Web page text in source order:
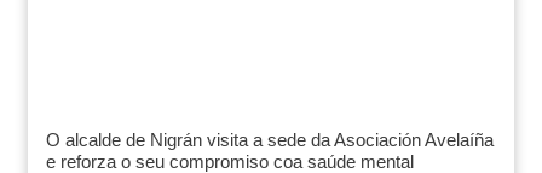
O alcalde de Nigrán visita a sede da Asociación Avelaíña
e reforza o seu compromiso coa saúde mental